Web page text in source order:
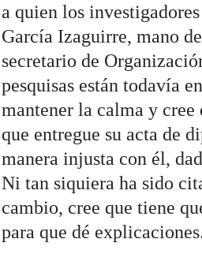
a quien los
García Izaguirre, mano
secretario de
pesquisas están todavía
mantener la calma y cree
que entregue su acta de
manera injusta con él,
Ni tan siquiera ha sido
cambio, cree que tiene
para que dé